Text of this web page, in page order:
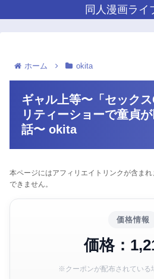
同人漫画ライ
ホーム okita
ギャル上等〜「セック
リティーショーで童貞
話〜 okita
本ページにはアフィリエイトリンクが含ま
できません。
価格情報
価格：
※クーポンが配布されている